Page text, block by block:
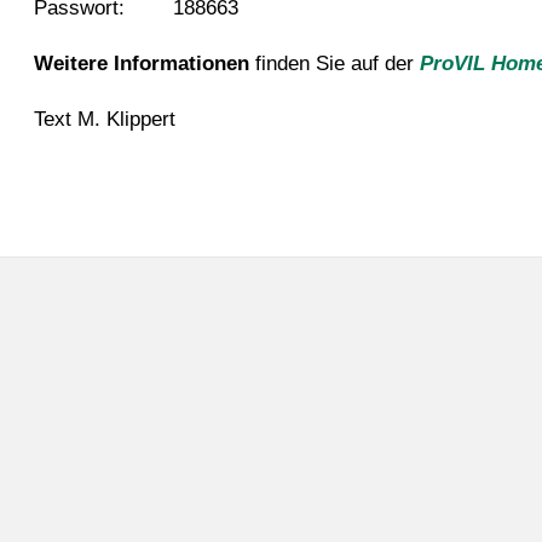
Passwort: 188663
Weitere Informationenfinden Sie auf der ProVIL
Text M. Klippert